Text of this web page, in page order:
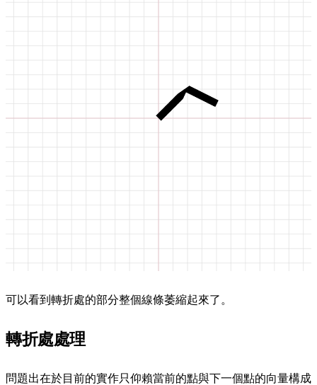
可以看到轉折處的部分整個線條萎縮起來了。
轉折處處理
問題出在於目前的實作只仰賴當前的點與下一個點的向量構成